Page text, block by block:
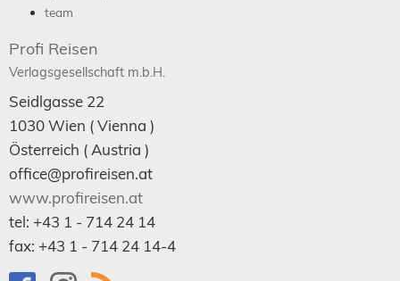
team
Profi Reisen
Verlagsgesellschaft m.b.H.
Seidlgasse 22
1030Wien ( Vienna )
Österreich ( Austria )
office@profireisen.at
www.profireisen.at
tel: +43 1 - 714 24 14
fax: +43 1 - 714 24 14-4